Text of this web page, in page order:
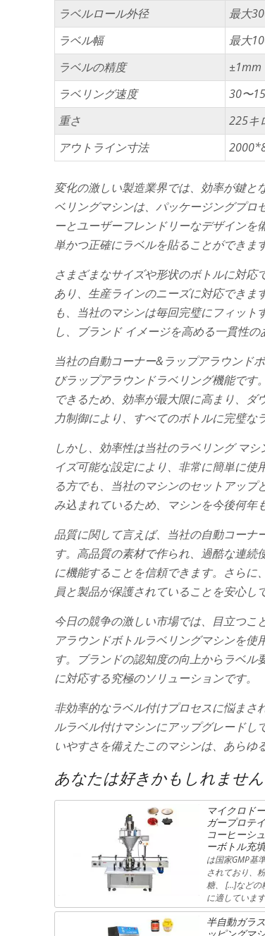
ラベルロール外径
最大
ラベル幅
最大
ラベルの精度
±1mm
ラベリング速度
30〜
重さ
225キ
アウトライン寸法
変化の激しい製造業界では、効率が鍵
ベリングマシンは、パッケージングプ
ーとユーザーフレンドリーなデザイン
単かつ正確にラベルを貼ることができます
さまざまなサイズや形状のボトルに対
あり、生産ラインのニーズに対応でき
も、当社のマシンは毎回完璧にフィッ
し、ブランド イメージを高める一貫性
当社の自動コーナー&ラップアラウンド
びラップアラウンドラベリング機能で
できるため、効率が最大限に高まり、
力制御により、すべてのボトルに完璧な
しかし、効率性は当社のラベリング マ
イズ可能な設定により、非常に簡単に
る方でも、当社のマシンのセットアッ
み込まれているため、マシンを今後何年
品質に関して言えば、当社の自動コーナ
す。高品質の素材で作られ、過酷な連
に機能することを信頼できます。さら
員と製品が保護されていることを安心し
今日の競争の激しい市場では、目立つ
アラウンドボトルラベリングマシンを
す。ブランドの認知度の向上からラベ
に対応する究極のソリューションです。
非効率的なラベル付けプロセスに悩まさ
ルラベル付けマシンにアップグレード
いやすさを備えたこのマシンは、あらゆ
あなたは好きかもしれません
マイクロド
ガープロテ
コーヒーシ
ーボトル充
は国家GMP基
されており、
糖、 […]などの
に適しています
半自動ガラ